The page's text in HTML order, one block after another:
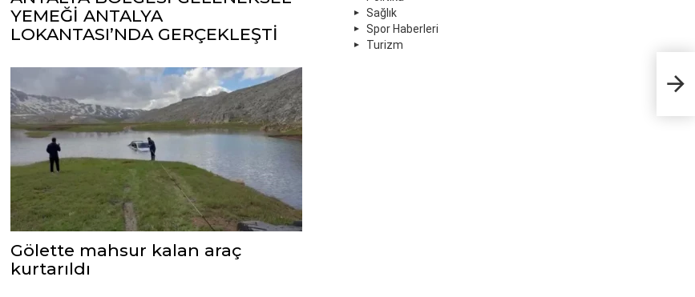
YEMEĞİ ANTALYA
LOKANTASI’NDA GERÇEKLEŞTİ
Gölette mahsur kalan araç
kurtarıldı
Sağlık
Spor Haberleri
Turizm